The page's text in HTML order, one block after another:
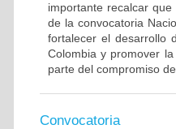
importante recalcar
de la convocatoria
fortalecer el desarrollo
Colombia y promover
parte del compromiso
Convocatoria